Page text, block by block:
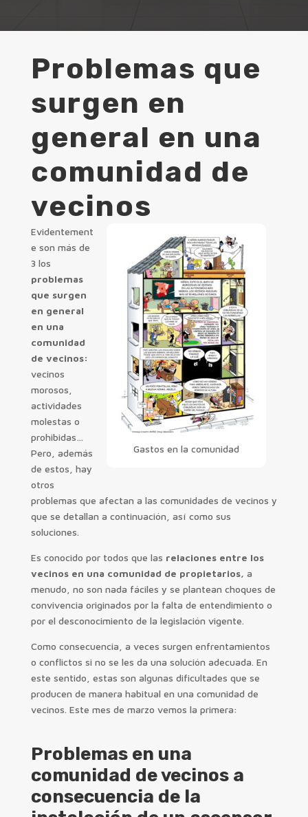
Problemas que
surgen en
general en una
comunidad de
vecinos
Gastos en la comunidad
Evidentement
e son más de
3 los
problemas
que surgen
en general
en una
comunidad
de vecinos:
vecinos
morosos,
actividades
molestas o
prohibidas…
Pero, además
de estos, hay
otros
problemas que afectan a las comunidades de vecinos y
que se detallan a continuación, así como sus
soluciones.
Es conocido por todos que las relaciones entre los
vecinos en una comunidad de propietarios, a
menudo, no son nada fáciles y se plantean choques de
convivencia originados por la falta de entendimiento o
por el desconocimiento de la legislación vigente.
Como consecuencia, a veces surgen enfrentamientos
o conflictos si no se les da una solución adecuada. En
este sentido, estas son algunas dificultades que se
producen de manera habitual en una comunidad de
vecinos. Este mes de marzo vemos la primera:
Problemas en una
comunidad de vecinos a
consecuencia de la